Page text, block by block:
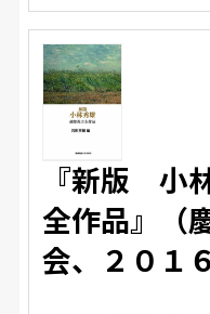
『新版 小
全作品』（
会、２０１